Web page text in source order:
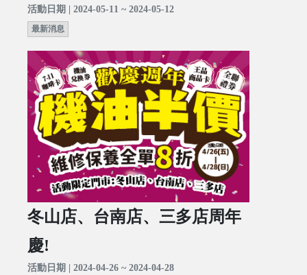
活動日期 | 2024-05-11 ~ 2024-05-12
最新消息
冬山店、台南店、三多店周年
慶!
活動日期 | 2024-04-26 ~ 2024-04-28